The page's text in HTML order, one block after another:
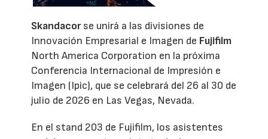
Skandacorse unirá a las divisiones de
Innovación Empresarial e Imagen de Fujifilm
North America Corporation en la próxima
Conferencia Internacional de Impresión e
Imagen (Ipic), que se celebrará del 26 al 30 de
julio de 2026 en Las Vegas, Nevada.
En el stand 203 de Fujifilm, los asistentes